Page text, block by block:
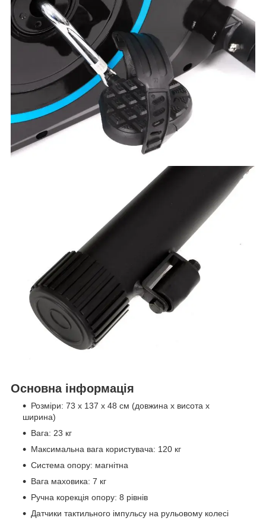
Основна інформація
Розміри: 73 x 137 x 48 см (довжина х висота х
ширина)
Вага: 23 кг
Максимальна вага користувача: 120 кг
Система опору: магнітна
Вага маховика: 7 кг
Ручна корекція опору: 8 рівнів
Датчики тактильного імпульсу на рульовому колесі